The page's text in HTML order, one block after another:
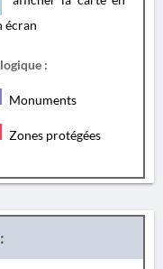
écran
:
Monuments
Zones protégées